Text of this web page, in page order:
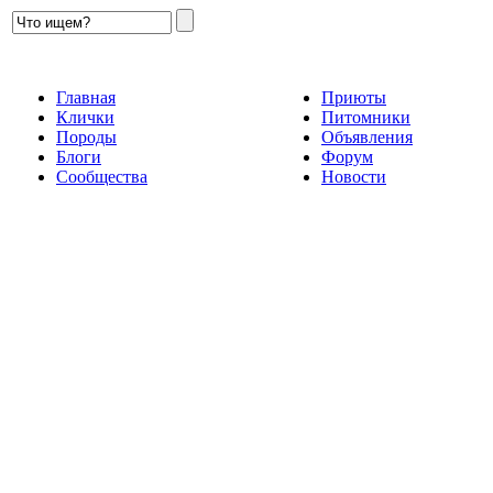
Главная
Клички
Породы
Блоги
Сообщества
Приюты
Питомники
Объявления
Форум
Новости